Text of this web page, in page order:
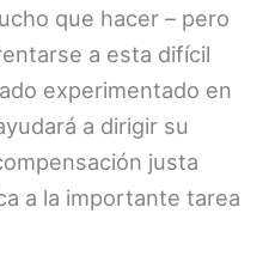
que hacer – pero
a esta difícil
experimentado en
a dirigir su
justa
a la importante tarea